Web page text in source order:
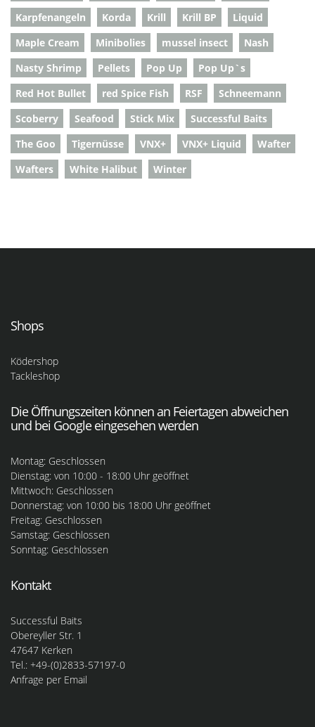
Karpfenangeln
Korda Krill Krill BP
Liquid
Maple Cream
Minibolies mussel insect
Nash
Nasty Shrimp
Pellets Pop Up
Pop Up`s
Red Hot Bullet
red Spice Fish RSF
Schneemann
Scoberry
Seafood Stick Mix
Successful Baits
The Goo
Tigernüsse VNX+ VNX+ Liquid
Wafter
Wafters
White Halibut Winter
Shops
Ködershop
Tackleshop
Die Öffnungszeiten können an Feiertagen abweichen
und bei Google eingesehen werden
Montag: Geschlossen
Dienstag: von 10:00 - 18:00 Uhr geöffnet
Mittwoch: Geschlossen
Donnerstag: von 10:00 bis 18:00 Uhr geöffnet
Freitag: Geschlossen
Samstag: Geschlossen
Sonntag: Geschlossen
Kontakt
Successful Baits
Obereyller Str. 1
47647 Kerken
Tel.: +49-(0)2833-57197-0
Anfrage per Email